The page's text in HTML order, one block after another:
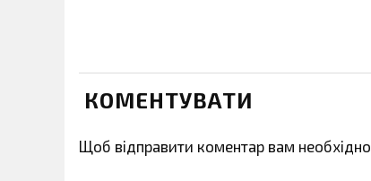
КОМЕНТУВАТИ
Щоб відправити коментар вам необхідно